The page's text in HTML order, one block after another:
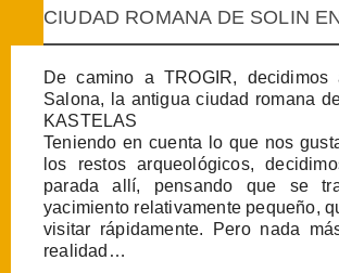
CIUDAD ROMANA DE SOLIN
De camino a TROGIR, decidimos
Salona, la antigua ciudad romana
KASTELAS
Teniendo en cuenta lo que nos
los restos arqueológicos,
parada allí, pensando que se
yacimiento relativamente pequeño,
visitar rápidamente. Pero nada
realidad…